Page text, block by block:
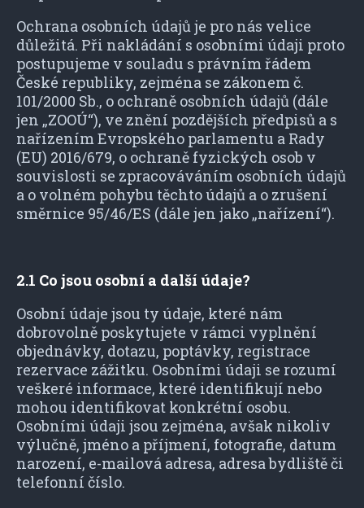
Ochrana osobních údajů je pro nás velice
důležitá. Při nakládání s osobními údaji proto
postupujeme v souladu s právním řádem
České republiky, zejména se zákonem č.
101/2000 Sb., o ochraně osobních údajů (dále
jen „ZOOÚ“), ve znění pozdějších předpisů a s
nařízením Evropského parlamentu a Rady
(EU) 2016/679, o ochraně fyzických osob v
souvislosti se zpracováváním osobních údajů
a o volném pohybu těchto údajů a o zrušení
směrnice 95/46/ES (dále jen jako „nařízení“).
2.1 Co jsou osobní a další údaje?
Osobní údaje jsou ty údaje, které nám
dobrovolně poskytujete v rámci vyplnění
objednávky, dotazu, poptávky, registrace
rezervace zážitku. Osobními údaji se rozumí
veškeré informace, které identifikují nebo
mohou identifikovat konkrétní osobu.
Osobními údaji jsou zejména, avšak nikoliv
výlučně, jméno a příjmení, fotografie, datum
narození, e-mailová adresa, adresa bydliště či
telefonní číslo.